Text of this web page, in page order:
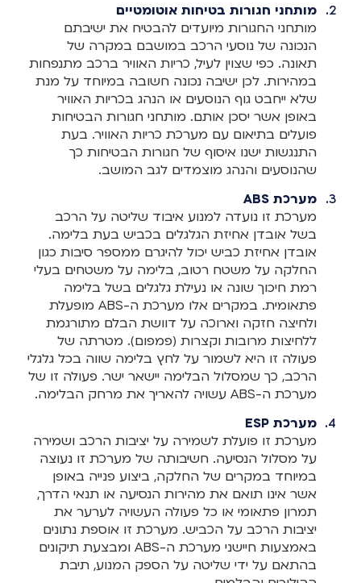
מותחני חגורות בטיחות אוטומטיים
מותחני החגורות מיועדים להבטיח את ישיבתם
הנכונה של נוסעי הרכב במושבם במקרה של
תאונה. כפי שצוין לעיל, כריות האוויר ברכב מתנפחות
במהירות. לכן ישיבה נכונה חשובה במיוחד על מנת
שלא ייחבט גוף הנוסעים או הנהג בכריות האוויר
באופן אשר יסכן אותם. מותחני חגורות הבטיחות
פועלים בתיאום עם מערכת כריות האוויר. בעת
התנגשות ישנו איסוף של חגורות הבטיחות כך
שהנוסעים והנהג מוצמדים לגב המושב.
מערכת ABS
מערכת זו נועדה למנוע איבוד שליטה על הרכב
בשל אובדן אחיזת הגלגלים בכביש בעת בלימה.
אובדן אחיזת כביש יכול להיגרם ממספר סיבות כגון
החלקה על משטח רטוב, בלימה על משטחים בעלי
רמת חיכוך שונה או נעילת גלגלים בשל בלימה
פתאומית. במקרים אלו מערכת ה-ABS מופעלת
ולחיצה חזקה וארוכה על דוושת הבלם מתורגמת
ללחיצות מרובות וקצרות (פמפום). מטרתה של
פעולה זו היא לשמור על לחץ בלימה שווה בכל גלגלי
הרכב, כך שמסלול הבלימה יישאר ישר. פעולה זו של
מערכת ה-ABS עשויה להאריך את מרחק הבלימה.
מערכת ESP
מערכת זו פועלת לשמירה על יציבות הרכב ושמירה
על מסלול הנסיעה. חשיבותה של מערכת זו נעוצה
במיוחד במקרים של החלקה, ביצוע פנייה באופן
אשר אינו תואם את מהירות הנסיעה או תנאי הדרך,
תמרון פתאומי או כל פעולה העשויה לערער את
יציבות הרכב על הכביש. מערכת זו אוספת נתונים
באמצעות חיישני מערכת ה-ABS ומבצעת תיקונים
בהתאם על ידי שליטה על הספק המנוע, תיבת